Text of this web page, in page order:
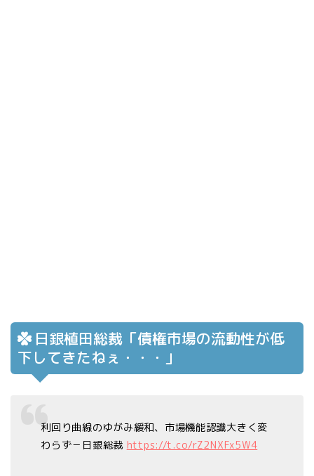
日銀植田総裁「債権市場の流動性が低
下してきたねぇ・・・」
利回り曲線のゆがみ緩和、市場機能認識大きく変
わらず－日銀総裁 https://t.co/rZ2NXFx5W4